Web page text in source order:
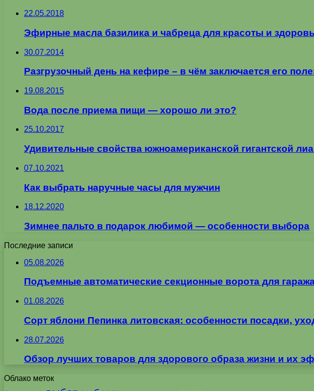
22.05.2018
Эфирные масла базилика и чабреца для красоты и
30.07.2014
Разгрузочный день на кефире – в чём заключается его
19.08.2015
Вода после приема пищи — хорошо ли это?
25.10.2017
Удивительные свойства южноамериканской гигантской
07.10.2021
Как выбрать наручные часы для мужчин
18.12.2020
Зимнее пальто в подарок любимой — особенности выбора
Последние записи
05.08.2026
Подъемные автоматические секционные ворота для
01.08.2026
Сорт яблони Пепинка литовская: особенности посадки,
28.07.2026
Обзор лучших товаров для здорового образа жизни и их
Облако меток